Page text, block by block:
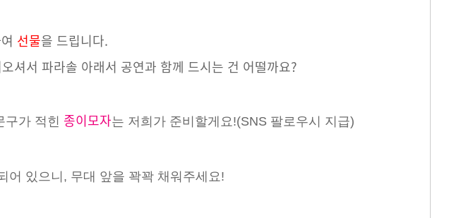
선물을 드립니다.
셔서 파라솔 아래서 공연과 함께 드시는 건 어떨까요?
구가 적힌 종이모자는 저희가 준비할게요!(SNS 팔로우시 지급)
어 있으니, 무대 앞을 꽉꽉 채워주세요!